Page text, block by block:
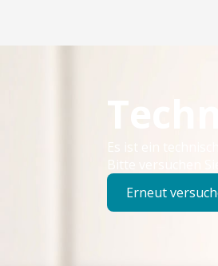
Es ist ein
Bitte versuchen
Erneut